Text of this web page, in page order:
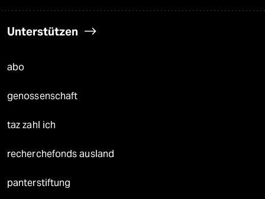
Unterstützen
abo
genossenschaft
taz zahl ich
recherchefonds ausland
panterstiftung